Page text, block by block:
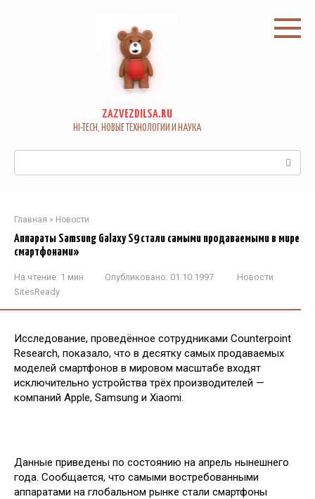
ZAZVEZDILSA.RU
HI-TECH, НОВЫЕ ТЕХНОЛОГИИ И НАУКА
Главная » Новости
Аппараты Samsung Galaxy S9 стали самыми продаваемыми в мире
смартфонами»
На чтение: 1 мин Опубликовано: 01.10.1997
Новости
SitesReady
Исследование, проведённое сотрудниками Counterpoint
Research, показало, что в десятку самых продаваемых
моделей смартфонов в мировом масштабе входят
исключительно устройства трёх производителей —
компаний Apple, Samsung и Xiaomi.
Данные приведены по состоянию на апрель нынешнего
года. Сообщается, что самыми востребованными
аппаратами на глобальном рынке стали смартфоны